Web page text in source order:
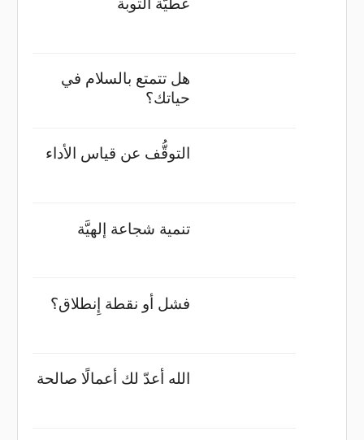
هل تتمتع بالسلام في
حياتك؟
التوقُّف عن قياس الأداء
تنمية شجاعة إلهيَّة
فشل أو نقطة إِنطلاق؟
الله أعدّ لك أعمالًا صالحة